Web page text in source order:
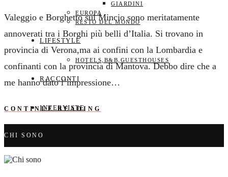
GIARDINI
EUROPA
RESTO DEL MONDO
LIFESTYLE
HOTELS,B&B,GUESTHOUSES
RACCONTI
INTERVISTE
Valeggio e Borghetto sul Mincio sono meritatamente
annoverati tra i Borghi più belli d’Italia. Si trovano in
provincia di Verona,ma ai confini con la Lombardia e
confinanti con la provincia di Mantova. Debbo dire che a
me hanno dato l’impressione…
CONTINUE READING
CHI SONO